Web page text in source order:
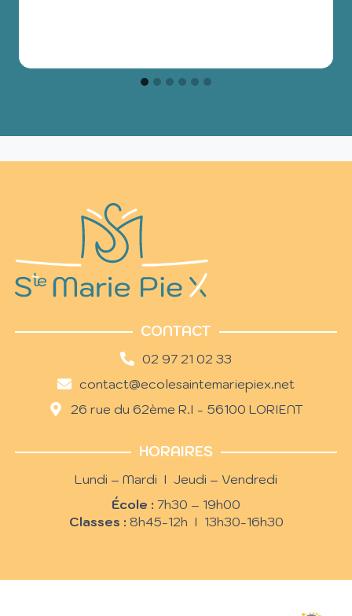
CONTACT
02 97 21 02 33
contact@ecolesaintemariepiex.net
26 rue du 62ème R.I - 56100 LORIENT
HORAIRES
Lundi – Mardi I Jeudi – Vendredi
École : 7h30 – 19h00
Classes : 8h45-12h I 13h30-16h30